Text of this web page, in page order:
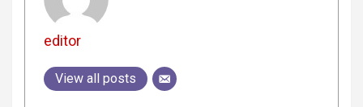
editor
View all posts